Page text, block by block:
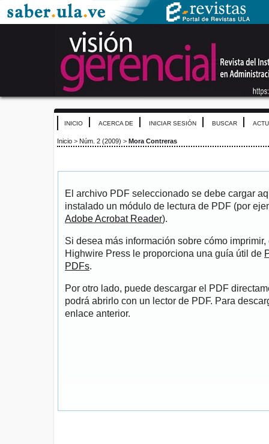
INICIO ACERCA DE INICIAR SESIÓN BUSCAR
Inicio > Núm. 2 (2009) > Mora Contreras
El archivo PDF seleccionado se debe cargar
instalado un módulo de lectura de PDF (por
Adobe Acrobat Reader).
Si desea más información sobre cómo
Highwire Press le proporciona una guía útil de
PDFs.
Por otro lado, puede descargar el PDF
podrá abrirlo con un lector de PDF. Para
enlace anterior.